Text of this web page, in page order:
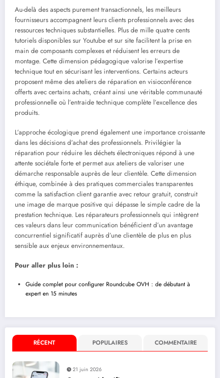
Au-delà des aspects purement transactionnels, les meilleurs
fournisseurs accompagnent leurs clients professionnels avec des
ressources techniques substantielles. Plus de mille quatre cents
tutoriels disponibles sur Youtube et sur site facilitent la prise en
main de composants complexes et réduisent les erreurs de
montage. Cette dimension pédagogique valorise l’expertise
technique tout en sécurisant les interventions. Certains acteurs
proposent même des ateliers de réparation en visioconférence
offerts avec certains achats, créant ainsi une véritable communauté
professionnelle où l’entraide technique complète l’excellence des
produits.
L’approche écologique prend également une importance croissante
dans les décisions d’achat des professionnels. Privilégier la
réparation pour réduire les déchets électroniques répond à une
attente sociétale forte et permet aux ateliers de valoriser une
démarche responsable auprès de leur clientèle. Cette dimension
éthique, combinée à des pratiques commerciales transparentes
comme la satisfaction client garantie avec retour gratuit, construit
une image de marque positive qui dépasse le simple cadre de la
prestation technique. Les réparateurs professionnels qui intègrent
ces valeurs dans leur communication bénéficient d’un avantage
concurrentiel significatif auprès d’une clientèle de plus en plus
sensible aux enjeux environnementaux.
Pour aller plus loin :
Guide complet pour configurer Roundcube OVH : de débutant à
expert en 15 minutes
RÉCENT POPULAIRES COMMENTAIRE
21 juin 2026